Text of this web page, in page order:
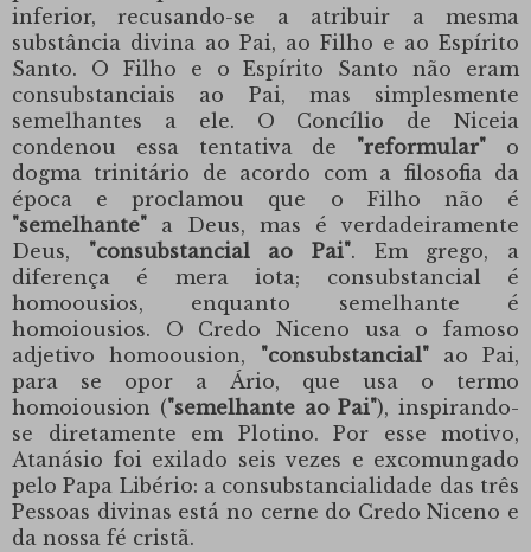
inferior, recusando-se a atribuir a mesma
substância divina ao Pai, ao Filho e ao Espírito
Santo.
O Filho e o Espírito Santo não eram
consubstanciais ao Pai, mas simplesmente
semelhantes a ele.
O Concílio de Niceia
condenou essa tentativa de "reformular" o
dogma trinitário de acordo com a filosofia da
época e proclamou que o Filho não é
"semelhante" a Deus, mas é verdadeiramente
Deus, "consubstancial ao Pai".
Em grego, a
diferença é mera iota;
consubstancial é
homoousios, enquanto semelhante é
homoiousios.
O Credo Niceno usa o famoso
adjetivo homoousion, "consubstancial"ao Pai,
para se opor a Ário, que usa o termo
homoiousion ("semelhante ao Pai"), inspirando-
se diretamente em Plotino.
Por esse motivo,
Atanásio foi exilado seis vezes e excomungado
pelo Papa Libério: a consubstancialidade das três
Pessoas divinas está no cerne do Credo Niceno e
da nossa fé cristã.